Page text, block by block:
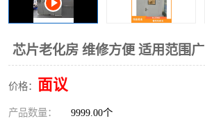
芯片老化房 维修方便 适用范围广
价格： 面议
产品数量： 9999.00个